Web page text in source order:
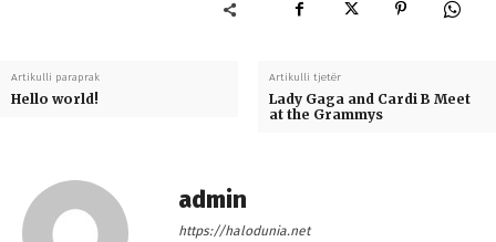
Artikulli paraprak
Hello world!
Artikulli tjetër
Lady Gaga and Cardi B Meet
at the Grammys
admin
https://halodunia.net